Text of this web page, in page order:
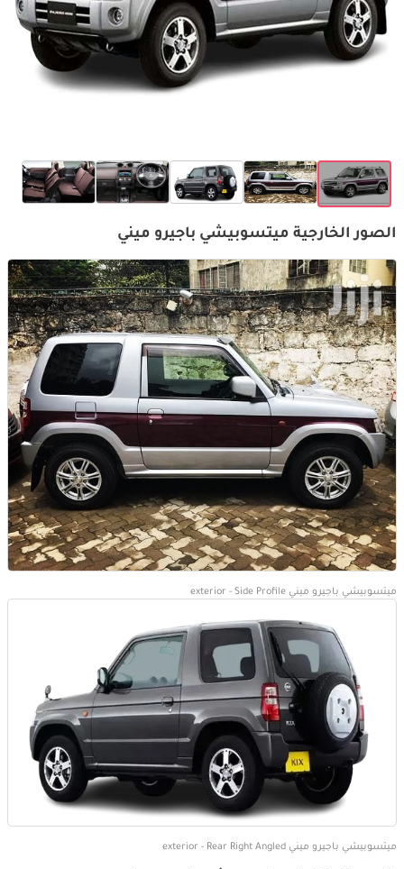
الصور الخارجية ميتسوبيشي باجيرو ميني
ميتسوبيشي باجيرو ميني exterior - Side Profile
ميتسوبيشي باجيرو ميني exterior - Rear Right Angled